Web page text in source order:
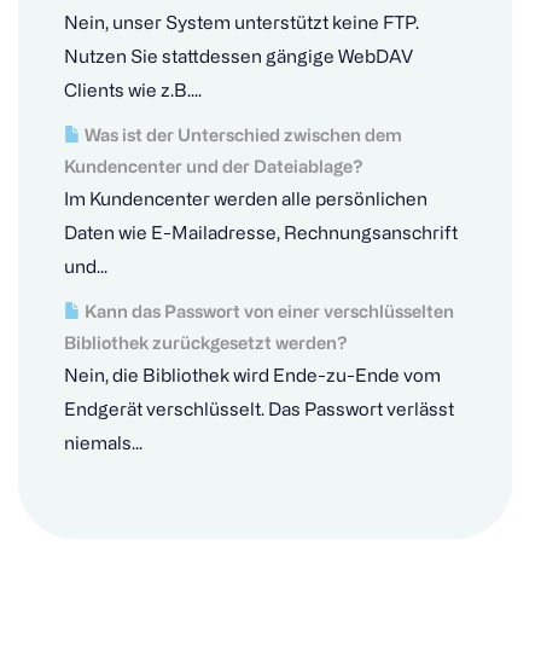
Nein, unser System unterstützt keine FTP.
Nutzen Sie stattdessen gängige WebDAV
Clients wie z.B....
Was ist der Unterschied zwischen dem
Kundencenter und der Dateiablage?
Im Kundencenter werden alle persönlichen
Daten wie E-Mailadresse, Rechnungsanschrift
und...
Kann das Passwort von einer verschlüsselten
Bibliothek zurückgesetzt werden?
Nein, die Bibliothek wird Ende-zu-Ende vom
Endgerät verschlüsselt. Das Passwort verlässt
niemals...